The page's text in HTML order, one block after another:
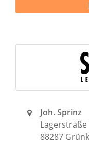
Joh. Sprinz
Lagerstraße
88287